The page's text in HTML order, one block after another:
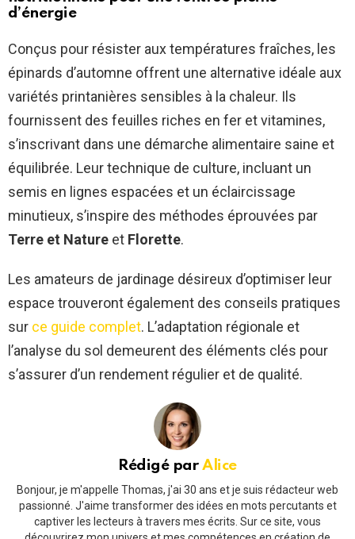
d’énergie
Conçus pour résister aux températures fraîches, les
épinards d’automne offrent une alternative idéale aux
variétés printanières sensibles à la chaleur. Ils
fournissent des feuilles riches en fer et vitamines,
s’inscrivant dans une démarche alimentaire saine et
équilibrée. Leur technique de culture, incluant un
semis en lignes espacées et un éclaircissage
minutieux, s’inspire des méthodes éprouvées par
Terre et Nature et Florette.
Les amateurs de jardinage désireux d’optimiser leur
espace trouveront également des conseils pratiques
sur ce guide complet. L’adaptation régionale et
l’analyse du sol demeurent des éléments clés pour
s’assurer d’un rendement régulier et de qualité.
Rédigé parAlice
Bonjour, je m'appelle Thomas, j'ai 30 ans et je suis rédacteur web
passionné. J'aime transformer des idées en mots percutants et
captiver les lecteurs à travers mes écrits. Sur ce site, vous